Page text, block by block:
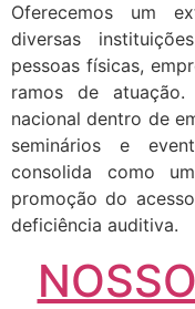
Oferecemos um
diversas
pessoas físicas,
ramos de
nacional dentro de
seminários e
consolida como
promoção do
deficiência auditiva.